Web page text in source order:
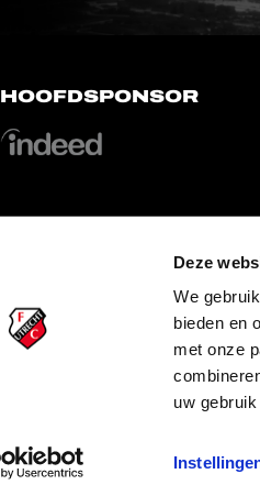
Deze
We
bieden en
met onze
uw
HOOFDSPONSOR
OFFICIAL PARTNERS
Copyright © 2026 FC Utrecht. Alle rechten